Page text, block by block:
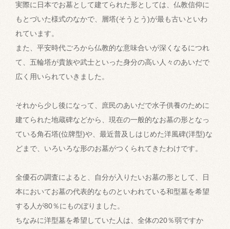
実際に日本でお墓として建てられた形としては、仏教信仰に
もとづいた様式のなかで、層塔(そうとう)が最も古いといわ
れています。
また、平安時代ごろから仏教的な意味合いが深くなるにつれ
て、五輪塔が貴族や武士といった身分の高い人々のあいだで
広く用いられていきました。
それから少し後になって、庶民のあいだで水子供養のために
建てられた地蔵碑などから、現在の一般的なお墓の形となっ
ている角石塔(位牌型)や、最近普及しはじめた洋風碑(洋型)な
どまで、いろいろな形のお墓がつくられてきたわけです。
全優石の調査によると、自分が入りたいお墓の形として、日
本においてお墓の代表的なものといわれている和型墓を希望
する人が80％にものぼりました。
ちなみに洋型墓を希望していた人は、全体の20％弱ですか